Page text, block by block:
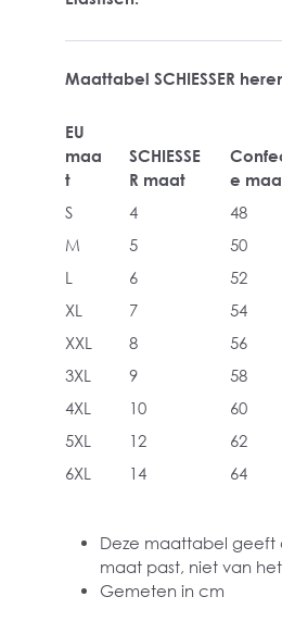
Maattabel SCHIESSER
EU
maa
t
SCHIESSE
R maat
e
S
4 48
M
5 50
L
6 52
XL
7 54
XXL
8 56
3XL
9 58
4XL
10 60
5XL
12 62
6XL
14 64
Deze maattabel geeft
maat past, niet van
Gemeten in cm